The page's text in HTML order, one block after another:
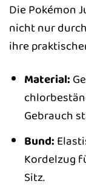
Die Pokémon
nicht nur
ihre
Material:
Gebrauch
Bund:
Kordelzug
Sitz.